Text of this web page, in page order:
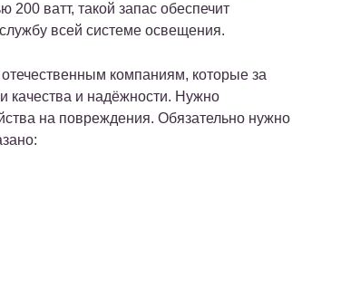
ватт, такой запас обеспечит
всей системе освещения.
компаниям, которые за
качества и надёжности. Нужно
на повреждения. Обязательно нужно